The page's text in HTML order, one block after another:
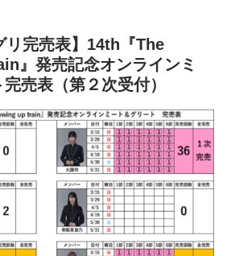
リ完売表】14th『The
』発売記念オンラインミ
売表（第２次受付）